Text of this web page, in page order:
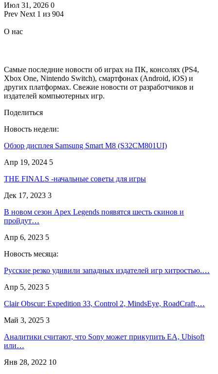
Июл 31, 2026 0
Prev Next 1 из 904
О нас
Самые последние новости об играх на ПК, консолях (PS4,
Xbox One, Nintendo Switch), смартфонах (Android, iOS) и
других платформах. Свежие новости от разработчиков и
издателей компьютерных игр.
Поделиться
Новость недели:
Обзор дисплея Samsung Smart M8 (S32CM801UI)
Апр 19, 2024 5
THE FINALS -начальные советы для игры
Дек 17, 2023 3
В новом сезон Apex Legends появятся шесть скинов и
пройдут…
Апр 6, 2023 5
Новость месяца:
Русские резко удивили западных издателей игр хитростью.…
Апр 5, 2023 5
Clair Obscur: Expedition 33, Control 2, MindsEye, RoadCraft,…
Май 3, 2025 3
Аналитики считают, что Sony может прикупить EA, Ubisoft
или…
Янв 28, 2022 10